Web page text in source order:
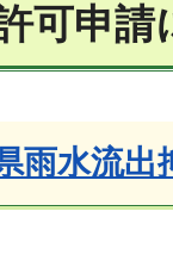
可申請
雨水流出